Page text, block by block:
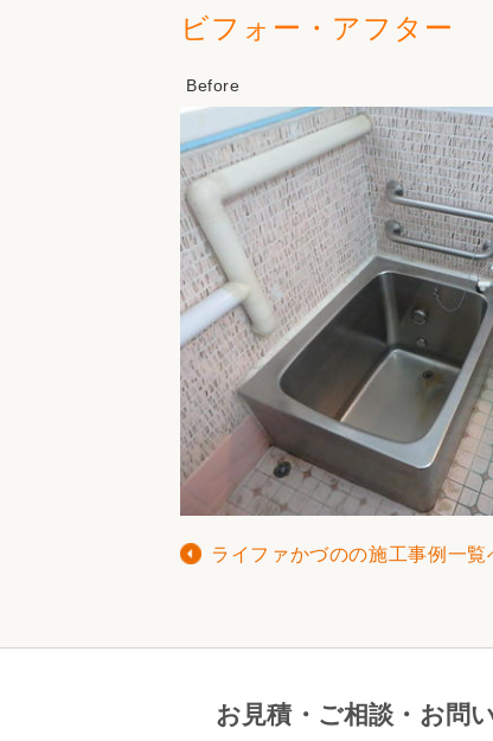
ビフォー・アフター
ライファかづのの施工事例一覧
お見積・ご相談・お問